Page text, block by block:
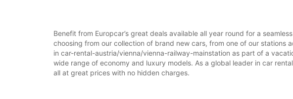
Benefit from Europcar’s great deals available all year round for a
choosing from our collection of brand new cars, from one of our
in car-rental-austria/vienna/vienna-railway-mainstation as part of a
wide range of economy and luxury models. As a global leader in car
all at great prices with no hidden charges.